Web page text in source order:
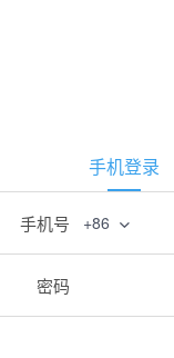
手机登录
手机号 +86
密码